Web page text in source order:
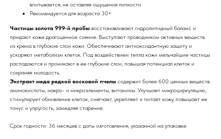
впитывается, не оставляя ощущения липкости
Рекомендуется для возраста 30+
Частицы золота 999-й пробы восстанавливают гидролипидный баланс и
придают коже драгоценное сияние. Выступают проводником активных веществ
из крема в глубокие слои кожи. Обеспечивают антиоксидантную защиту и
ускоряют метаболизм клеток. Под воздействием тепла кожи мельчайшие частицы
распадаются и проникают в ее глубокие слои, повышая потенциал клеток и
сохраняя молодость.
Экстракт меда редкой восковой пчелы содержит более 600 ценных веществ:
аминокислоты, макро- и микроэлементы, витамины. Улучшает микроциркуляцию,
стимулирует обновление клеток, смягчает, укрепляет и питает кожу, повышает ее
тонус и упругость, замедляя старение.
Срок годности: 36 месяцев с даты изготовления, указанной на упаковке